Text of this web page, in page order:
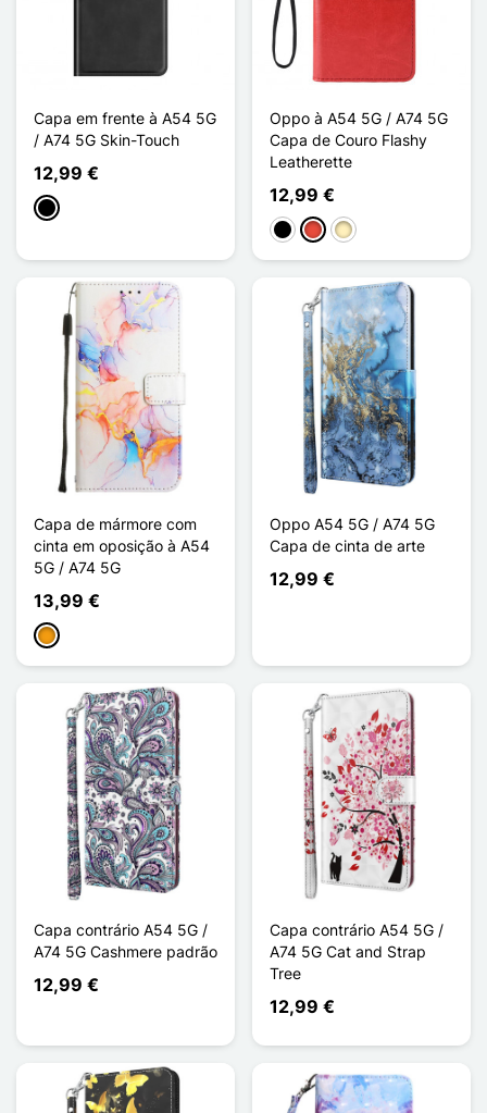
Capa em frente à A54 5G
/ A74 5G Skin-Touch
12,99 €
Preto
Oppo à A54 5G / A74 5G
Capa de Couro Flashy
Leatherette
12,99 €
PretoVermelho
Ouro
Capa de mármore com
cinta em oposição à A54
5G / A74 5G
13,99 €
Laranja
Oppo A54 5G / A74 5G
Capa de cinta de arte
12,99 €
Capa contrário A54 5G /
A74 5G Cashmere padrão
12,99 €
Capa contrário A54 5G /
A74 5G Cat and Strap
Tree
12,99 €